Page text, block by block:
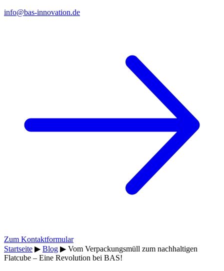
info@bas-innovation.de
Zum Kontaktformular
Startseite ▶ Blog ▶ Vom Verpackungsmüll zum nachhaltigen
Flatcube – Eine Revolution bei BAS!